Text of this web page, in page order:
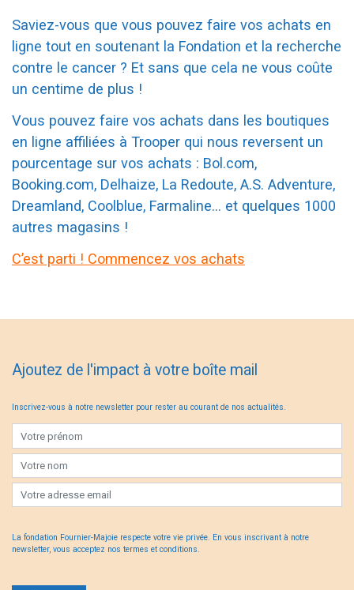
Saviez-vous que vous pouvez faire vos achats en
ligne tout en soutenant la Fondation et la recherche
contre le cancer ? Et sans que cela ne vous coûte
un centime de plus !
Vous pouvez faire vos achats dans les boutiques
en ligne affiliées à Trooper qui nous reversent un
pourcentage sur vos achats : Bol.com,
Booking.com, Delhaize, La Redoute, A.S. Adventure,
Dreamland, Coolblue, Farmaline… et quelques 1000
autres magasins !
C’est parti ! Commencez vos achats
Ajoutez de l'impact à votre boîte mail
Inscrivez-vous à notre newsletter pour rester au courant de nos actualités.
La fondation Fournier-Majoie respecte votre vie privée. En vous inscrivant à notre
newsletter, vous acceptez nos termes et conditions.